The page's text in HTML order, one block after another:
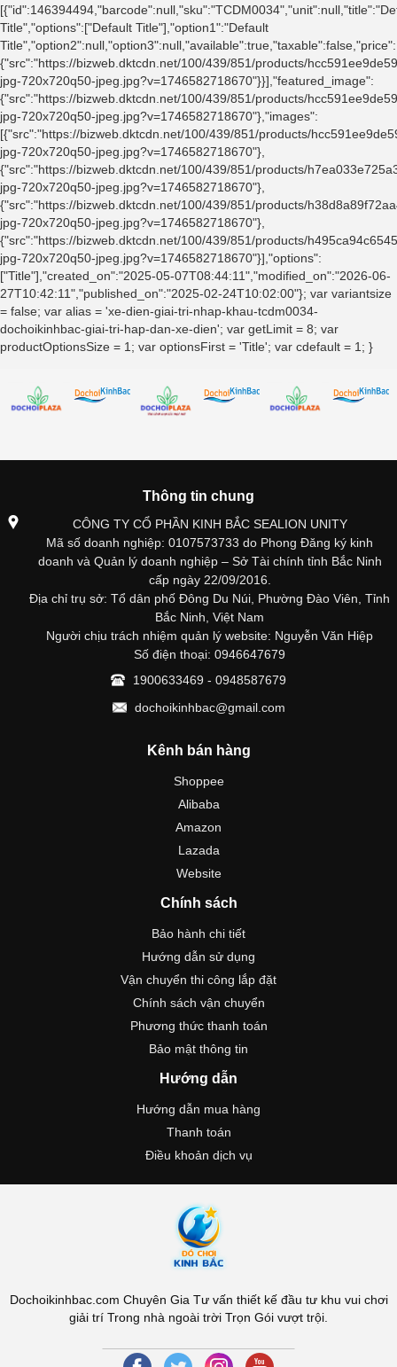
Title","options":["Default Title"],"option1":"Default
{"src":"https://bizweb.dktcdn.net/100/439/851/products/
jpg-720x720q50-jpeg.jpg?v=1746582718670"}}],"featured_image":
{"src":"https://bizweb.dktcdn.net/100/439/851/products/
jpg-720x720q50-jpeg.jpg?v=1746582718670"},"images":
[{"src":"https://bizweb.dktcdn.net/100/439/851/products/
jpg-720x720q50-jpeg.jpg?v=1746582718670"},
{"src":"https://bizweb.dktcdn.net/100/439/851/products/
jpg-720x720q50-jpeg.jpg?v=1746582718670"},
{"src":"https://bizweb.dktcdn.net/100/439/851/products/
jpg-720x720q50-jpeg.jpg?v=1746582718670"},
{"src":"https://bizweb.dktcdn.net/100/439/851/products/
jpg-720x720q50-jpeg.jpg?v=1746582718670"}],"options":
["Title"],"created_on":"2025-05-07T08:44:11","modified_on":"2026-06-
27T10:42:11","published_on":"2025-02-24T10:02:00"}; var variantsize
= false; var alias = 'xe-dien-giai-tri-nhap-khau-tcdm0034-
dochoikinhbac-giai-tri-hap-dan-xe-dien'; var getLimit = 8; var
productOptionsSize = 1; var optionsFirst = 'Title'; var cdefault = 1; }
Thông tin chung
CÔNG TY CỔ PHẦN KINH BẮC SEALION UNITY
Mã số doanh nghiệp: 0107573733 do Phong Đăng ký kinh
doanh và Quản lý doanh nghiệp – Sở Tài chính tỉnh Bắc Ninh
cấp ngày 22/09/2016.
Địa chỉ trụ sở: Tổ dân phố Đông Du Núi, Phường Đào Viên, Tỉnh
Bắc Ninh, Việt Nam
Người chịu trách nhiệm quản lý website: Nguyễn Văn Hiệp
Số điện thoại: 0946647679
1900633469 - 0948587679
dochoikinhbac@gmail.com
Kênh bán hàng
Shoppee
Alibaba
Amazon
Lazada
Website
Chính sách
Bảo hành chi tiết
Hướng dẫn sử dụng
Vận chuyển thi công lắp đặt
Chính sách vận chuyển
Phương thức thanh toán
Bảo mật thông tin
Hướng dẫn
Hướng dẫn mua hàng
Thanh toán
Điều khoản dịch vụ
Dochoikinhbac.com Chuyên Gia Tư vấn thiết kế đầu tư khu vui chơi
giải trí Trong nhà ngoài trời Trọn Gói vượt trội.